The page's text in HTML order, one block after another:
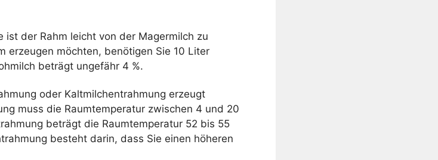
der Rahm leicht von der Magermilch zu
erzeugen möchten, benötigen Sie 10 Liter
beträgt ungefähr 4 %.
oder Kaltmilchentrahmung erzeugt
muss die Raumtemperatur zwischen 4 und 20
beträgt die Raumtemperatur 52 bis 55
besteht darin, dass Sie einen höheren